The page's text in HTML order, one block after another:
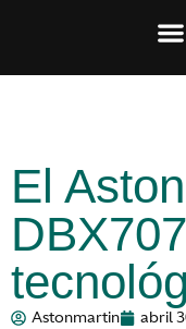
El
Astonmartin abril